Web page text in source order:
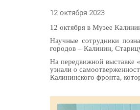
12 октября 2023
12 октября в Музее
Научные сотрудники
городов – Калинин,
На передвижной
узнали о
Калининского фронта,